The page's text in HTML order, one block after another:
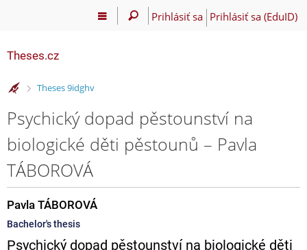
Prihlásiť sa Prihlásiť sa (EduID)
Theses.cz
>
Theses 9idghv
Psychický dopad pěstounství na
biologické děti pěstounů – Pavla
TÁBOROVÁ
Pavla TÁBOROVÁ
Bachelor's thesis
Psychický dopad pěstounství na biologické děti